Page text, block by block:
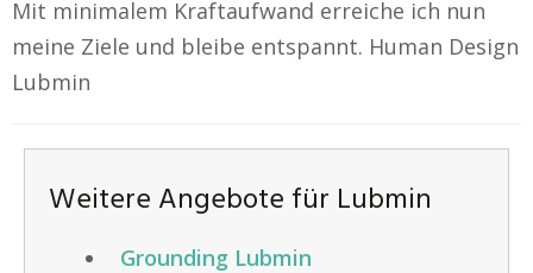
Mit minimalem Kraftaufwand erreiche ich nun
meine Ziele und bleibe entspannt. Human Design
Lubmin
Weitere Angebote für Lubmin
Grounding Lubmin